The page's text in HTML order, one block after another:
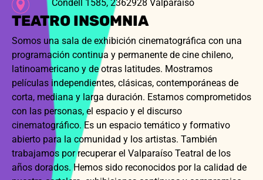
Condell 1585, 2362928 Valparaíso
TEATRO INSOMNIA
Somos una sala de exhibición cinematográfica con una
programación continua y permanente de cine chileno,
latinoamericano y de otras latitudes. Mostramos
películas independientes, clásicas, contemporáneas de
corta, mediana y larga duración. Estamos comprometidos
con las personas, el espacio y el discurso
cinematográfico. Es un espacio temático y formativo
abierto para la comunidad y los artistas. También
trabajamos por recuperar el Valparaíso Teatral de los
años dorados. Hemos sido reconocidos por la calidad de